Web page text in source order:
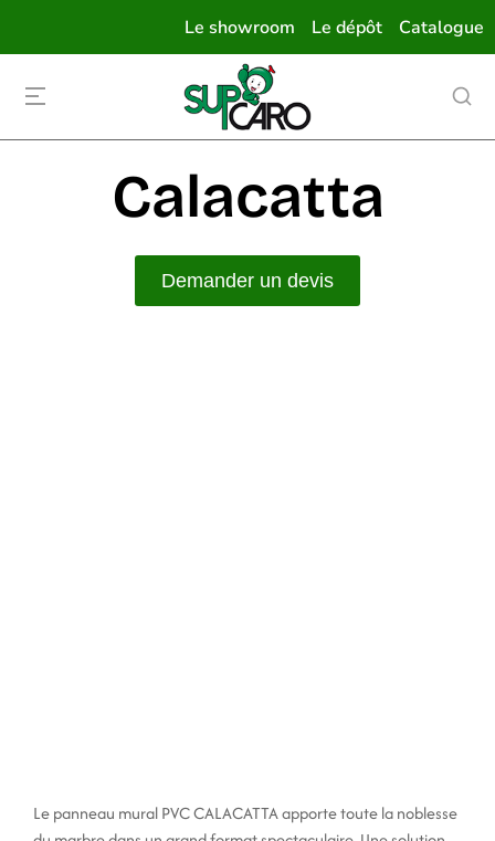
Le showroom Le dépôt Catalogue
Calacatta
Demander un devis
Le panneau mural PVC CALACATTA apporte toute la noblesse